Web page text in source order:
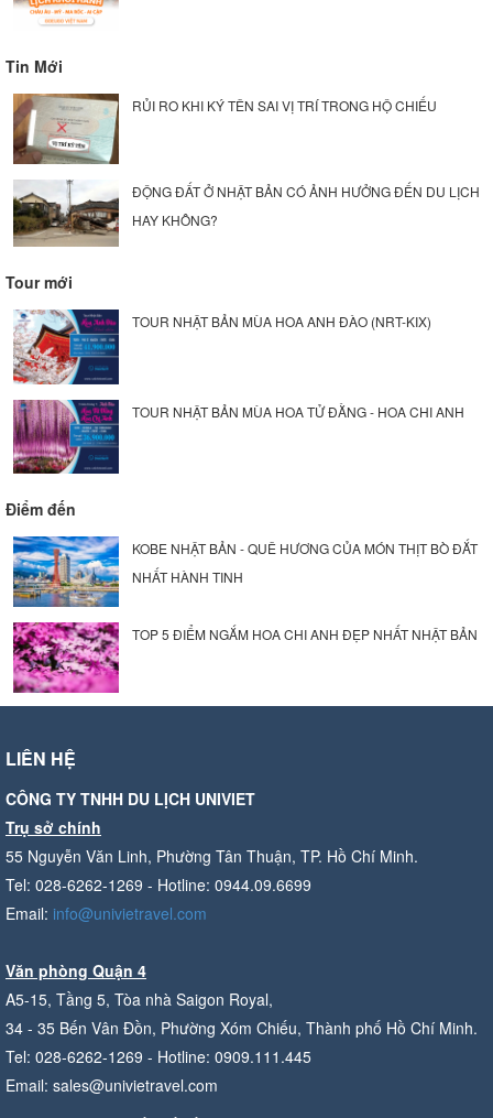
Tin Mới
RỦI RO KHI KÝ TÊN SAI VỊ TRÍ TRONG HỘ CHIẾU
ĐỘNG ĐẤT Ở NHẬT BẢN CÓ ẢNH HƯỞNG ĐẾN DU LỊCH
HAY KHÔNG?
Tour mới
TOUR NHẬT BẢN MÙA HOA ANH ĐÀO (NRT-KIX)
TOUR NHẬT BẢN MÙA HOA TỬ ĐẰNG - HOA CHI ANH
Điểm đến
KOBE NHẬT BẢN - QUÊ HƯƠNG CỦA MÓN THỊT BÒ ĐẮT
NHẤT HÀNH TINH
TOP 5 ĐIỂM NGẮM HOA CHI ANH ĐẸP NHẤT NHẬT BẢN
LIÊN HỆ
CÔNG TY TNHH DU LỊCH UNIVIET
Trụ sở chính
55 Nguyễn Văn Linh, Phường Tân Thuận, TP. Hồ Chí Minh.
Tel: 028-6262-1269 - Hotline: 0944.09.6699
Email: info@univietravel.com
Văn phòng Quận 4
A5-15, Tầng 5, Tòa nhà Saigon Royal,
34 - 35 Bến Vân Đồn, Phường Xóm Chiếu, Thành phố Hồ Chí Minh.
Tel: 028-6262-1269 - Hotline: 0909.111.445
Email: sales@univietravel.com